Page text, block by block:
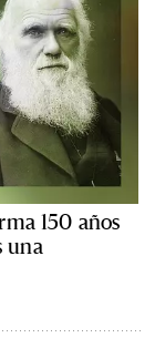
150 años
una